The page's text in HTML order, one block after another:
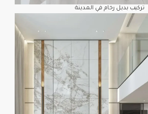
تركيب بديل رخام في المدينة